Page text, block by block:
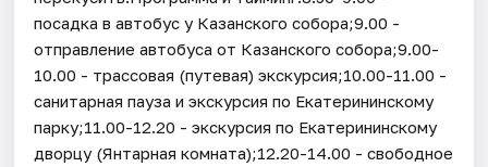
посадка в автобус у Казанского собора;9.00 -
отправление автобуса от Казанского собора;9.00-
10.00 - трассовая (путевая) экскурсия;10.00-11.00 -
санитарная пауза и экскурсия по Екатерининскому
парку;11.00-12.20 - экскурсия по Екатерининскому
дворцу (Янтарная комната);12.20-14.00 - свободное